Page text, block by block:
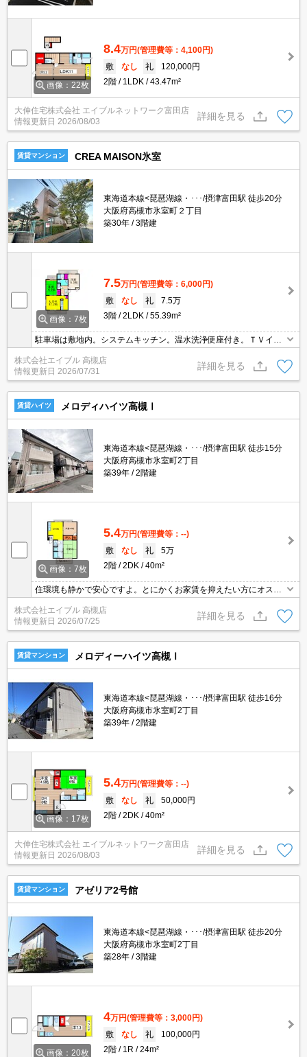
画像：22枚
8.4万円(管理費等：4,100円)
敷
なし 礼
120,000円
2階
1LDK 43.47m²
大伸住宅株式会社 エイブルネットワーク富田店
情報更新日 2026/08/03
詳細を見る
賃貸マンション CREA MAISON氷室
東海道本線<琵琶湖線・･･･/摂津富田駅 徒歩20分
大阪府高槻市氷室町２丁目
築30年
3階建
画像：7枚
7.5万円(管理費等：6,000円)
敷
なし 礼
7.5万
3階
2LDK 55.39m²
駐車場は敷地内。システムキッチン。温水洗浄便座付き。ＴＶイン
ターホン付き。
株式会社エイブル 高槻店
情報更新日 2026/07/31
詳細を見る
賃貸ハイツ メロディハイツ高槻Ⅰ
東海道本線<琵琶湖線・･･･/摂津富田駅 徒歩15分
大阪府高槻市氷室町2丁目
築39年
2階建
画像：7枚
5.4万円(管理費等：--)
敷
なし 礼
5万
2階
2DK 40m²
住環境も静かで安心ですよ。とにかくお家賃を抑えたい方にオスス
メ!。
株式会社エイブル 高槻店
情報更新日 2026/07/25
詳細を見る
賃貸マンション メロディーハイツ高槻Ⅰ
東海道本線<琵琶湖線・･･･/摂津富田駅 徒歩16分
大阪府高槻市氷室町2丁目
築39年
2階建
画像：17枚
5.4万円(管理費等：--)
敷
なし 礼
50,000円
2階
2DK 40m²
大伸住宅株式会社 エイブルネットワーク富田店
情報更新日 2026/08/03
詳細を見る
賃貸マンション アゼリア2号館
東海道本線<琵琶湖線・･･･/摂津富田駅 徒歩20分
大阪府高槻市氷室町2丁目
築28年
3階建
画像：20枚
4万円(管理費等：3,000円)
敷
なし 礼
100,000円
2階
1R 24m²